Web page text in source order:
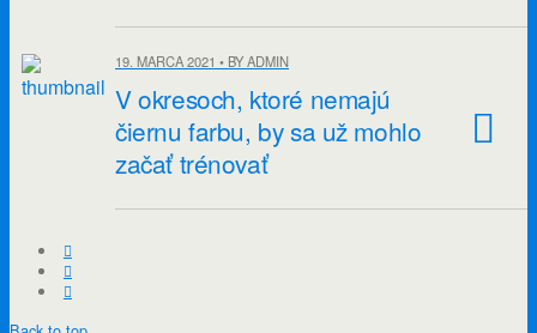
19. MARCA 2021 • BY ADMIN
V okresoch, ktoré nemajú
čiernu farbu, by sa už mohlo
začať trénovať